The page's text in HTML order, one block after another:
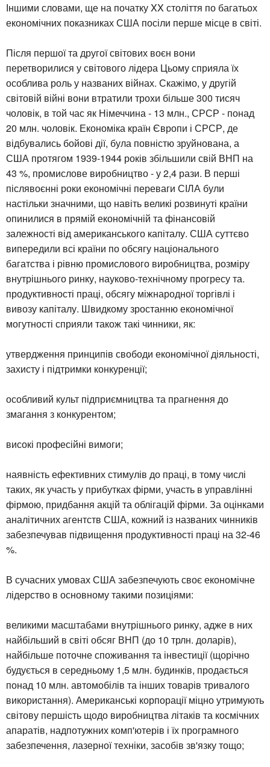
Іншими словами, ще на початку XX століття по багатьох
економічних показниках США посіли перше місце в світі.
Після першої та другої світових воєн вони
перетворилися у світового лідера Цьому сприяла їх
особлива роль у названих війнах. Скажімо, у другій
світовій війні вони втратили трохи більше 300 тисяч
чоловік, в той час як Німеччина - 13 млн., СРСР - понад
20 млн. чоловік. Економіка країн Європи і СРСР, де
відбувались бойові дії, була повністю зруйнована, а
США протягом 1939-1944 років збільшили свій ВНП на
43 %, промислове виробництво - у 2,4 рази. В перші
післявоєнні роки економічні переваги СІЛА були
настільки значними, що навіть великі розвинуті країни
опинилися в прямій економічній та фінансовій
залежності від американського капіталу. США суттєво
випередили всі країни по обсягу національного
багатства і рівню промислового виробництва, розміру
внутрішнього ринку, науково-технічному прогресу та.
продуктивності праці, обсягу міжнародної торгівлі і
вивозу капіталу. Швидкому зростанню економічної
могутності сприяли також такі чинники, як:
утвердження принципів свободи економічної діяльності,
захисту і підтримки конкуренції;
особливий культ підприємництва та прагнення до
змагання з конкурентом;
високі професійні вимоги;
наявність ефективних стимулів до праці, в тому числі
таких, як участь у прибутках фірми, участь в управлінні
фірмою, придбання акцій та облігацій фірми. За оцінками
аналітичних агентств США, кожний із названих чинників
забезпечував підвищення продуктивності праці на 32-46
%.
В сучасних умовах США забезпечують своє економічне
лідерство в основному такими позиціями:
великими масштабами внутрішнього ринку, адже в них
найбільший в світі обсяг ВНП (до 10 трлн. доларів),
найбільше поточне споживання та інвестиції (щорічно
будується в середньому 1,5 млн. будинків, продається
понад 10 млн. автомобілів та інших товарів тривалого
використання). Американські корпорації міцно утримують
світову першість щодо виробництва літаків та космічних
апаратів, надпотужних комп'ютерів і їх програмного
забезпечення, лазерної техніки, засобів зв'язку тощо;